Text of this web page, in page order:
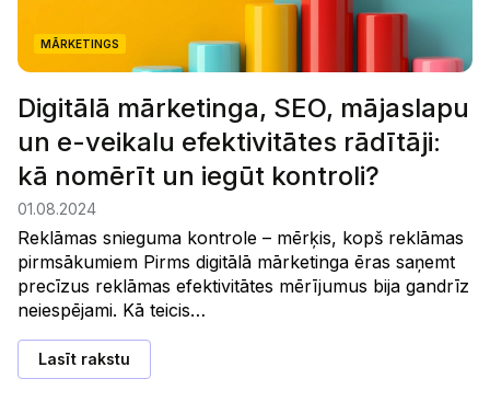
MĀRKETINGS
Digitālā mārketinga, SEO, mājaslapu
un e-veikalu efektivitātes rādītāji:
kā nomērīt un iegūt kontroli?
01.08.2024
Reklāmas snieguma kontrole – mērķis, kopš reklāmas
pirmsākumiem Pirms digitālā mārketinga ēras saņemt
precīzus reklāmas efektivitātes mērījumus bija gandrīz
neiespējami. Kā teicis…
Lasīt rakstu